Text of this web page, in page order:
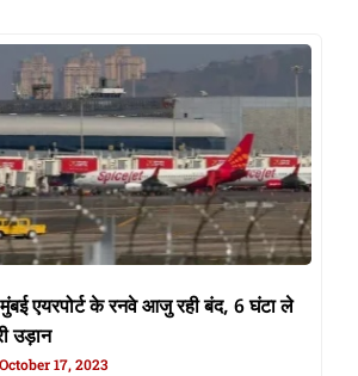
मुंबई एयरपोर्ट के रनवे आजु रही बंद, 6 घंटा ले
उड़ान
October 17, 2023